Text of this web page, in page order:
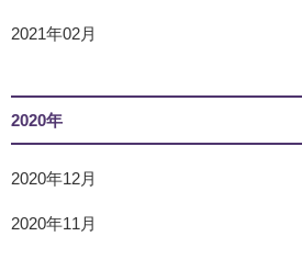
2021年02月
2020年
2020年12月
2020年11月